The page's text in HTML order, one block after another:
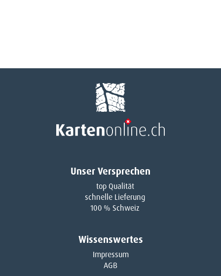
Unser Versprechen
top Qualität
schnelle Lieferung
100 % Schweiz
Wissenswertes
Impressum
AGB